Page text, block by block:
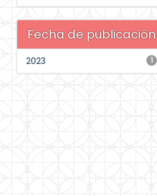
Fecha de publicación
1
2023